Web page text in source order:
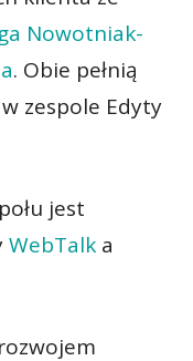
Nowotniak-
. Obie pełnią
zespole Edyty
jest
WebTalk a